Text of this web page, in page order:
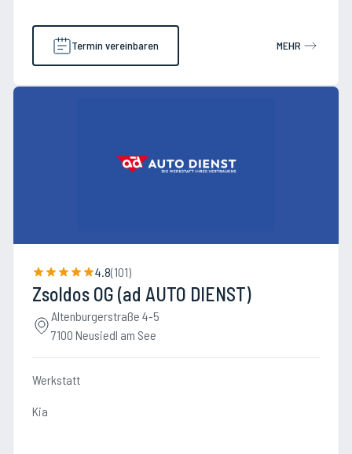
Termin vereinbaren MEHR
4.8(101)
Zsoldos OG (ad AUTO DIENST)
Altenburgerstraße 4-5
7100 Neusiedl am See
Werkstatt
Kia